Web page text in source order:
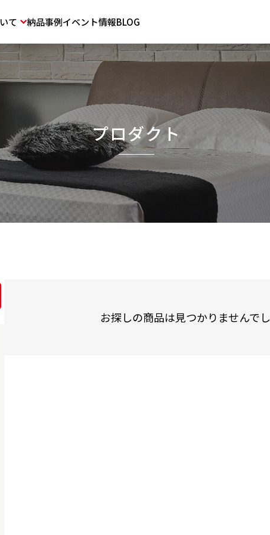
て 納品事例イベント情報BLOG
プロダクト
お探しの商品は見つかりませんで